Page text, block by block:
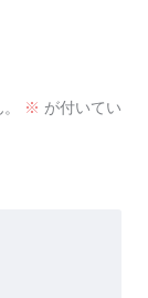
※ が付いてい